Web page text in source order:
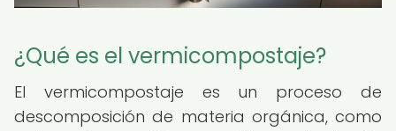
¿Qué es el vermicompostaje?
El vermicompostaje es un proceso de
descomposición de materia orgánica, como